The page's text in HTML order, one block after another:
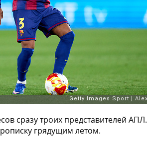
групп
сразу троих представителей
грядущим летом.